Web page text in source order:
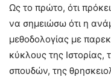
Ως το πρώτο, ότι
να σημειώσω ότι η
μεθοδολογίας με
κύκλους της Ιστορίας,
σπουδών, της